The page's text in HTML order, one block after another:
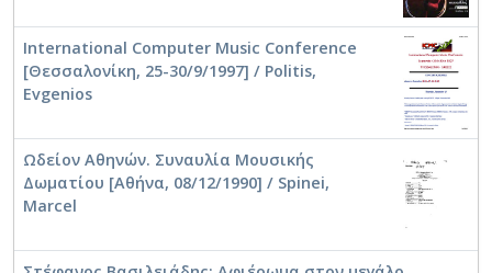
International Computer Music Conference
[Θεσσαλονίκη, 25-30/9/1997] / Politis,
Evgenios
Ωδείον Αθηνών. Συναυλία Μουσικής
Δωματίου [Αθήνα, 08/12/1990] / Spinei,
Marcel